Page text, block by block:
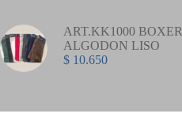
ART.KK1000 BOXER
ALGODON LISO
$ 10.650